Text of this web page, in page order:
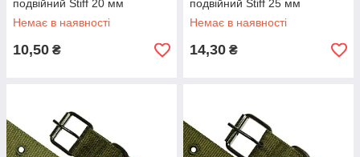
подвійний Stiff 20 мм
Немає в наявності
10,50 ₴
подвійний Stiff 25 мм
Немає в наявності
14,30 ₴